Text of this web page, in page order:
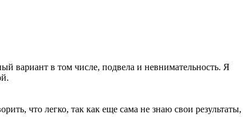
вариант в том числе, подвела и невнимательность. Я
что легко, так как еще сама не знаю свои результаты,